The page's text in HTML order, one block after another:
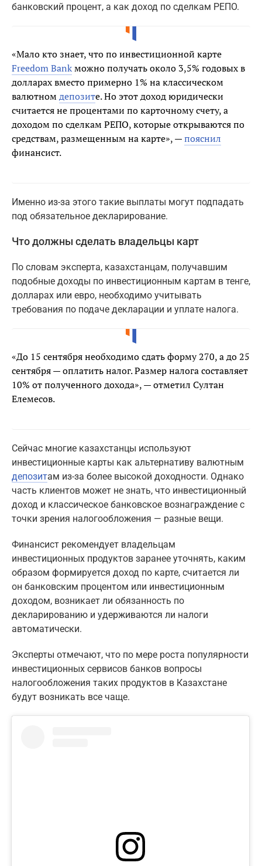
банковский процент, а как доход по сделкам РЕПО.
«Мало кто знает, что по инвестиционной карте
Freedom Bankможно получать около 3,5% годовых в
долларах вместо примерно 1% на классическом
валютномдепозите. Но этот доход юридически
считается не процентами по карточному счету, а
доходом по сделкам РЕПО, которые открываются по
средствам, размещенным на карте», —пояснил
финансист.
Именно из-за этого такие выплаты могут подпадать
под обязательное декларирование.
Что должны сделать владельцы карт
По словам эксперта, казахстанцам, получавшим
подобные доходы по инвестиционным картам в тенге,
долларах или евро, необходимо учитывать
требования по подаче декларации и уплате налога.
«До 15 сентября необходимо сдать форму 270, а до 25
сентября — оплатить налог. Размер налога составляет
10% от полученного дохода», — отметил Султан
Елемесов.
Сейчас многие казахстанцы используют
инвестиционные карты как альтернативу валютным
депозитам из-за более высокой доходности. Однако
часть клиентов может не знать, что инвестиционный
доход и классическое банковское вознаграждение с
точки зрения налогообложения — разные вещи.
Финансист рекомендует владельцам
инвестиционных продуктов заранее уточнять, каким
образом формируется доход по карте, считается ли
он банковским процентом или инвестиционным
доходом, возникает ли обязанность по
декларированию и удерживаются ли налоги
автоматически.
Эксперты отмечают, что по мере роста популярности
инвестиционных сервисов банков вопросы
налогообложения таких продуктов в Казахстане
будут возникать все чаще.